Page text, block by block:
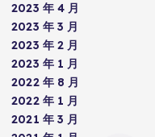
2023 年 4 月
2023 年 3 月
2023 年 2 月
2023 年 1 月
2022 年 8 月
2022 年 1 月
2021 年 3 月